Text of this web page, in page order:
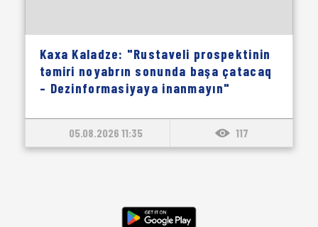
Kaxa Kaladze: "Rustaveli prospektinin
təmiri noyabrın sonunda başa çatacaq
– Dezinformasiyaya inanmayın"
05.08.2026 11:35 117